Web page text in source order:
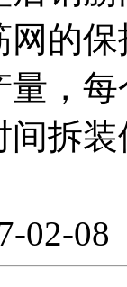
网的
量，
间拆
02-